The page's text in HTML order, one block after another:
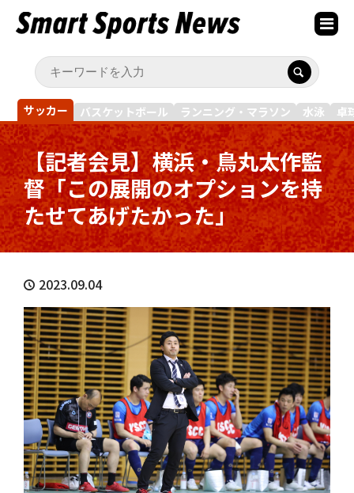
サッカー バスケットボール ランニング・マラソン 水泳 卓
【記者会見】横浜・鳥丸太作監
督「この展開のオプションを持
たせてあげたかった」
2023.09.04